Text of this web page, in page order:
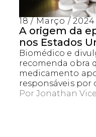
18 / Março / 2024
A origem da
nos Estados
Biomédico e
recomenda obra
medicamento
responsáveis por
PorJonathan